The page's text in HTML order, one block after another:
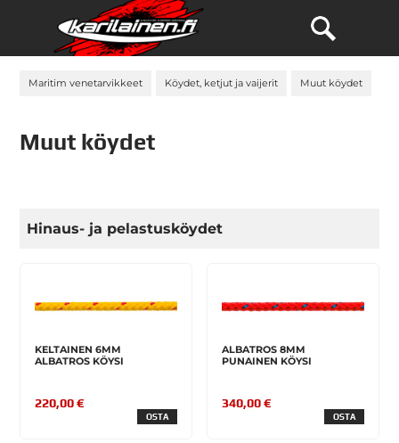
Maritim venetarvikkeet Köydet, ketjut ja vaijerit Muut köydet
Muut köydet
Hinaus- ja pelastusköydet
KELTAINEN 6MM
ALBATROS KÖYSI
220,00 €
OSTA
ALBATROS 8MM
PUNAINEN KÖYSI
340,00 €
OSTA